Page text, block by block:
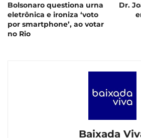
Bolsonaro questiona urna
eletrônica e ironiza ‘voto
por smartphone’, ao votar
no Rio
Dr.
Baixada